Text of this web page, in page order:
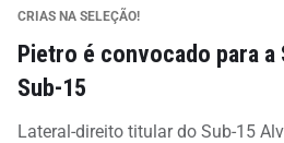
CRIAS NA SELEÇÃO!
Pietro é convocado para a
Sub-15
Lateral-direito titular do Sub-15